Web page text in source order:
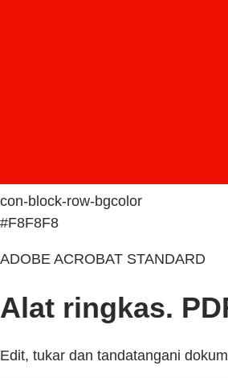
con-block-row-bgcolor
#F8F8F8
ADOBE ACROBAT STANDARD
Alat ringkas.
Edit, tukar dan tandatangani